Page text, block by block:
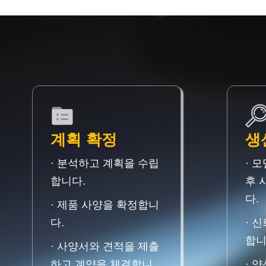
계획 확정
· 분석하고 계획을 수립
합니다.
· 제품 사양을 확정합니
다.
· 사양서와 견적을 제출
생
·
후
다.
·
합